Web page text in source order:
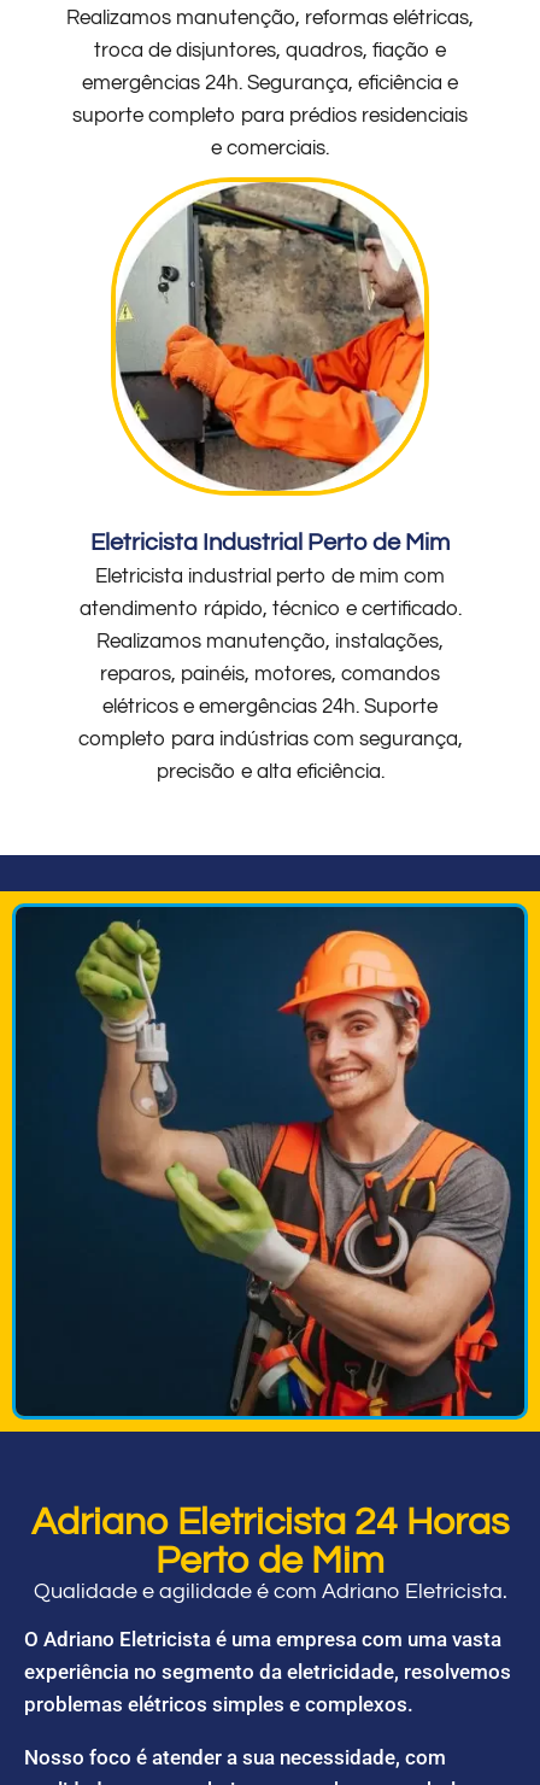
Realizamos manutenção, reformas elétricas,
troca de disjuntores, quadros, fiação e
emergências 24h. Segurança, eficiência e
suporte completo para prédios residenciais
e comerciais.
Eletricista Industrial Perto de Mim
Eletricista industrial perto de mim com
atendimento rápido, técnico e certificado.
Realizamos manutenção, instalações,
reparos, painéis, motores, comandos
elétricos e emergências 24h. Suporte
completo para indústrias com segurança,
precisão e alta eficiência.
Adriano Eletricista 24 Horas
Perto de Mim
Qualidade e agilidade é com Adriano Eletricista.
O Adriano Eletricista é uma empresa com uma vasta
experiência no segmento da eletricidade, resolvemos
problemas elétricos simples e complexos.
Nosso foco é atender a sua necessidade, com